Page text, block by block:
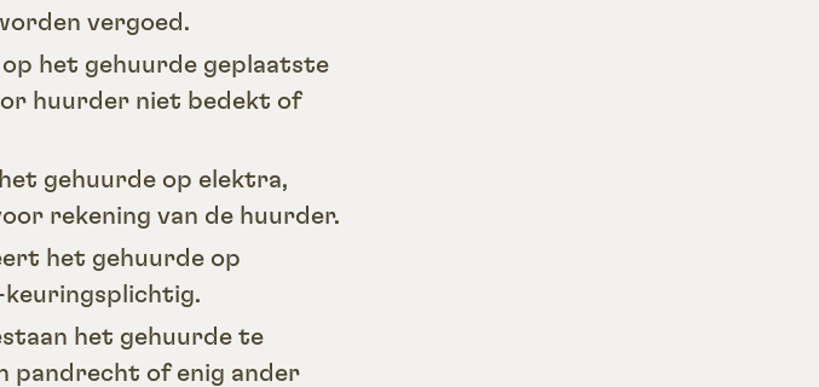
vergoed.
het gehuurde geplaatste
huurder niet bedekt of
gehuurde op elektra,
rekening van de huurder.
het gehuurde op
keuringsplichtig.
het gehuurde te
pandrecht of enig ander